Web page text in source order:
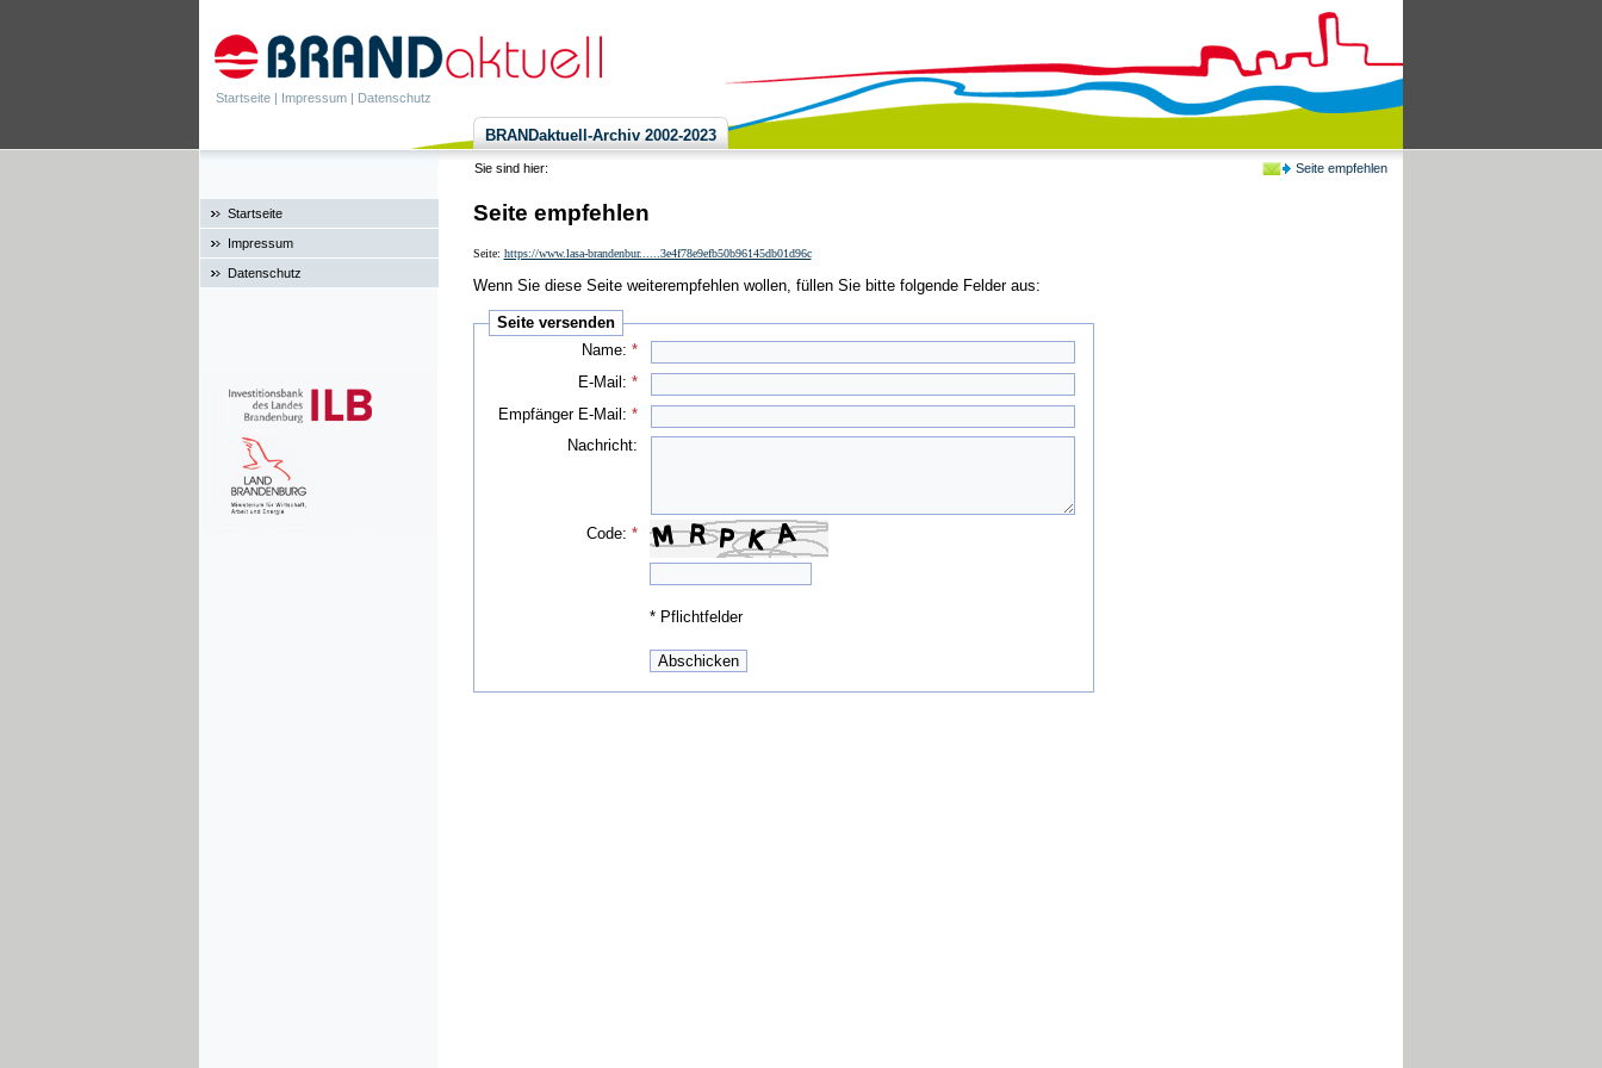
Startseite | Impressum | Datenschutz
Seite empfehlen
BRANDaktuell-Archiv 2002-2023
Sie sind hier:
Startseite
Impressum
Datenschutz
Seite empfehlen
Seite: https://www.lasa-brandenbur......3e4f78e9efb50b96145db01d96c
Wenn Sie diese Seite weiterempfehlen wollen, füllen Sie bitte folgende Felder aus:
Seite versenden
Name:*
E-Mail:*
Empfänger E-Mail:*
Nachricht:
Code:*
* Pflichtfelder